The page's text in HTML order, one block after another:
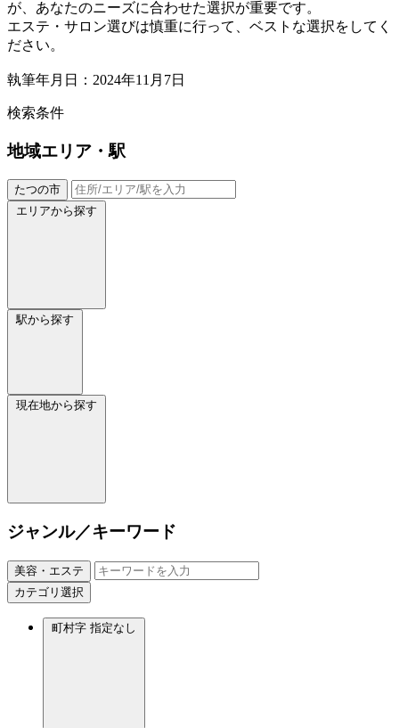
が、あなたのニーズに合わせた選択が重要です。
エステ・サロン選びは慎重に行って、ベストな選択をしてく
ださい。
執筆年月日：2024年11月7日
検索条件
地域エリア・駅
たつの市
エリアから探す
駅から探す
現在地から探す
ジャンル／キーワード
美容・エステ
カテゴリ選択
町村字 指定なし